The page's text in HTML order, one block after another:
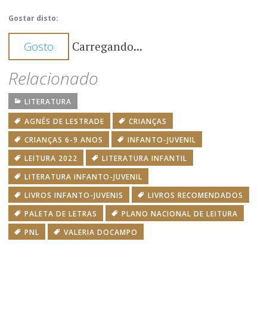
Gostar disto:
Gosto Carregando...
Relacionado
LITERATURA
AGNÉS DE LESTRADE
CRIANÇAS
CRIANÇAS 6-9 ANOS
INFANTO-JUVENIL
LEITURA 2022
LITERATURA INFANTIL
LITERATURA INFANTO-JUVENIL
LIVROS INFANTO-JUVENIS
LIVROS RECOMENDADOS
PALETA DE LETRAS
PLANO NACIONAL DE LEITURA
PNL
VALERIA DOCAMPO